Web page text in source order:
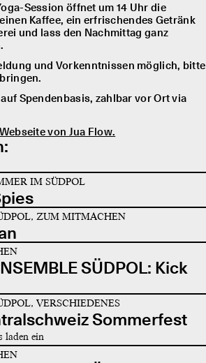
Session öffnet um 14 Uhr die
Kaffee, ein erfrischendes Getränk
und lass den Nachmittag ganz
und Vorkenntnissen möglich, bitte
Spendenbasis, zahlbar vor Ort via
Webseite von Jua Flow.
IM SÜDPOL
ZUM MITMACHEN
SÜDPOL: Kick
VERSCHIEDENES
Sommerfest
laden ein